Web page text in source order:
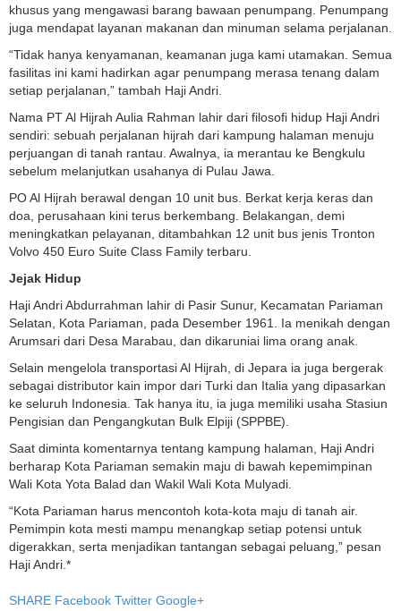
khusus yang mengawasi barang bawaan penumpang. Penumpang
juga mendapat layanan makanan dan minuman selama perjalanan.
“Tidak hanya kenyamanan, keamanan juga kami utamakan. Semua
fasilitas ini kami hadirkan agar penumpang merasa tenang dalam
setiap perjalanan,” tambah Haji Andri.
Nama PT Al Hijrah Aulia Rahman lahir dari filosofi hidup Haji Andri
sendiri: sebuah perjalanan hijrah dari kampung halaman menuju
perjuangan di tanah rantau. Awalnya, ia merantau ke Bengkulu
sebelum melanjutkan usahanya di Pulau Jawa.
PO Al Hijrah berawal dengan 10 unit bus. Berkat kerja keras dan
doa, perusahaan kini terus berkembang. Belakangan, demi
meningkatkan pelayanan, ditambahkan 12 unit bus jenis Tronton
Volvo 450 Euro Suite Class Family terbaru.
Jejak Hidup
Haji Andri Abdurrahman lahir di Pasir Sunur, Kecamatan Pariaman
Selatan, Kota Pariaman, pada Desember 1961. Ia menikah dengan
Arumsari dari Desa Marabau, dan dikaruniai lima orang anak.
Selain mengelola transportasi Al Hijrah, di Jepara ia juga bergerak
sebagai distributor kain impor dari Turki dan Italia yang dipasarkan
ke seluruh Indonesia. Tak hanya itu, ia juga memiliki usaha Stasiun
Pengisian dan Pengangkutan Bulk Elpiji (SPPBE).
Saat diminta komentarnya tentang kampung halaman, Haji Andri
berharap Kota Pariaman semakin maju di bawah kepemimpinan
Wali Kota Yota Balad dan Wakil Wali Kota Mulyadi.
“Kota Pariaman harus mencontoh kota-kota maju di tanah air.
Pemimpin kota mesti mampu menangkap setiap potensi untuk
digerakkan, serta menjadikan tantangan sebagai peluang,” pesan
Haji Andri.*
SHARE Facebook Twitter Google+